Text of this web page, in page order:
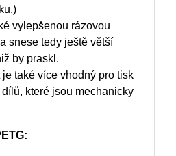
vylepšenou rázovou
snese tedy ještě větší
by praskl.
je také více vhodný pro tisk
které jsou mechanicky